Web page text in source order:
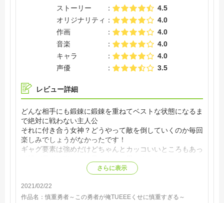
ストーリー
4.5
オリジナリティ
4.0
作画
4.0
音楽
4.0
キャラ
4.0
声優
3.5
レビュー詳細
どんな相手にも鍛錬に鍛錬を重ねてベストな状態になるま
で絶対に戦わない主人公
それに付き合う女神？どうやって敵を倒していくのか毎回
楽しみでしょうがなかったです！
ギャグ要素は強めだけどちゃんとカッコいいところもあっ
さらに表示
2021/02/22
作品名： 慎重勇者～この勇者が俺TUEEEくせに慎重すぎる～